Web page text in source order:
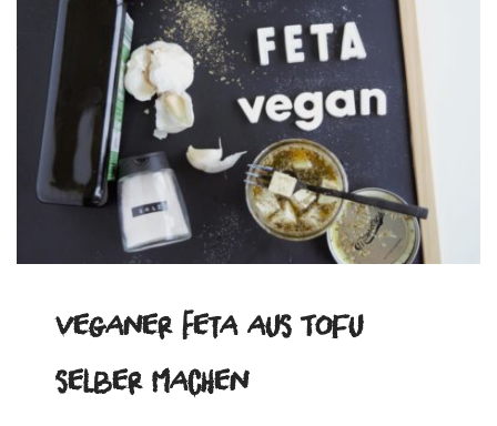
veganer Feta aus Tofu
selber machen